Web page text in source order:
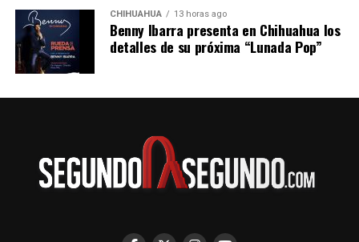
CHIHUAHUA 13 horas ago
Benny Ibarra presenta en Chihuahua los
detalles de su próxima “Lunada Pop”